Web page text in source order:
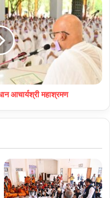
आचार्यश्री महाश्रमण